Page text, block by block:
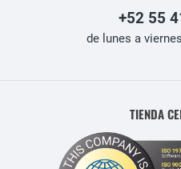
+52 55
de lunes a
TIENDA